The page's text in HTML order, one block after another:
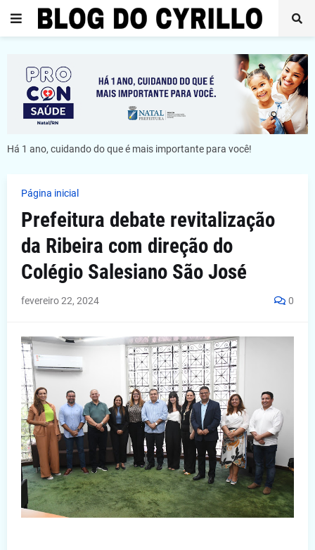
Há 1 ano, cuidando do que é mais importante para você!
Página inicial
Prefeitura debate revitalização
da Ribeira com direção do
Colégio Salesiano São José
fevereiro 22, 2024 0